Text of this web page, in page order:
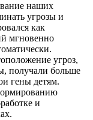
наших
угрозы и
как
мгновенно
угроз,
получали больше
гены детям.
и